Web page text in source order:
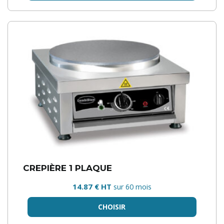
CREPIÈRE 1 PLAQUE
14.87 € HT sur 60 mois
CHOISIR